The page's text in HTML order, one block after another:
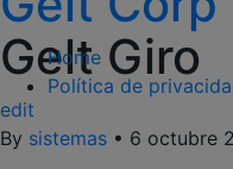
Saltar
al
contenido
Home
Política de
Gelt Giro
edit
By sistemas • 6 octubre